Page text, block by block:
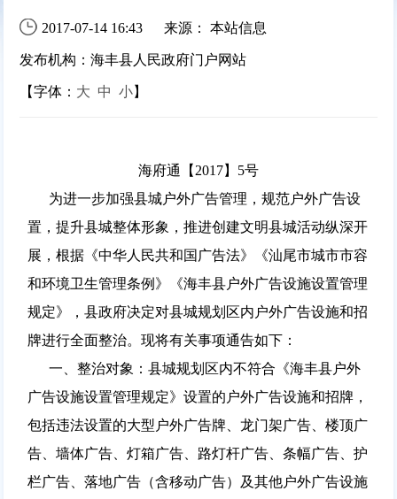
2017-07-14 16:43 来源： 本站信息
发布机构：海丰县人民政府门户网站
【字体： 大 中 小】
海府通【2017】5号
为进一步加强县城户外广告管理，规范户外广告设
置，提升县城整体形象，推进创建文明县城活动纵深开
展，根据《中华人民共和国广告法》《汕尾市城市市容
和环境卫生管理条例》《海丰县户外广告设施设置管理
规定》，县政府决定对县城规划区内户外广告设施和招
牌进行全面整治。现将有关事项通告如下：
一、整治对象：县城规划区内不符合《海丰县户外
广告设施设置管理规定》设置的户外广告设施和招牌，
包括违法设置的大型户外广告牌、龙门架广告、楼顶广
告、墙体广告、灯箱广告、路灯杆广告、条幅广告、护
栏广告、落地广告（含移动广告）及其他户外广告设施